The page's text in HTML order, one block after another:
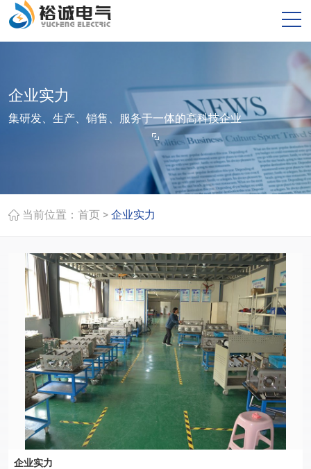
企业实力
集研发、生产、销售、服务于一体的高科技企业
当前位置： 首页 > 企业实力
企业实力